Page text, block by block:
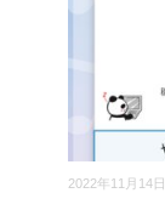
2022年11月14日